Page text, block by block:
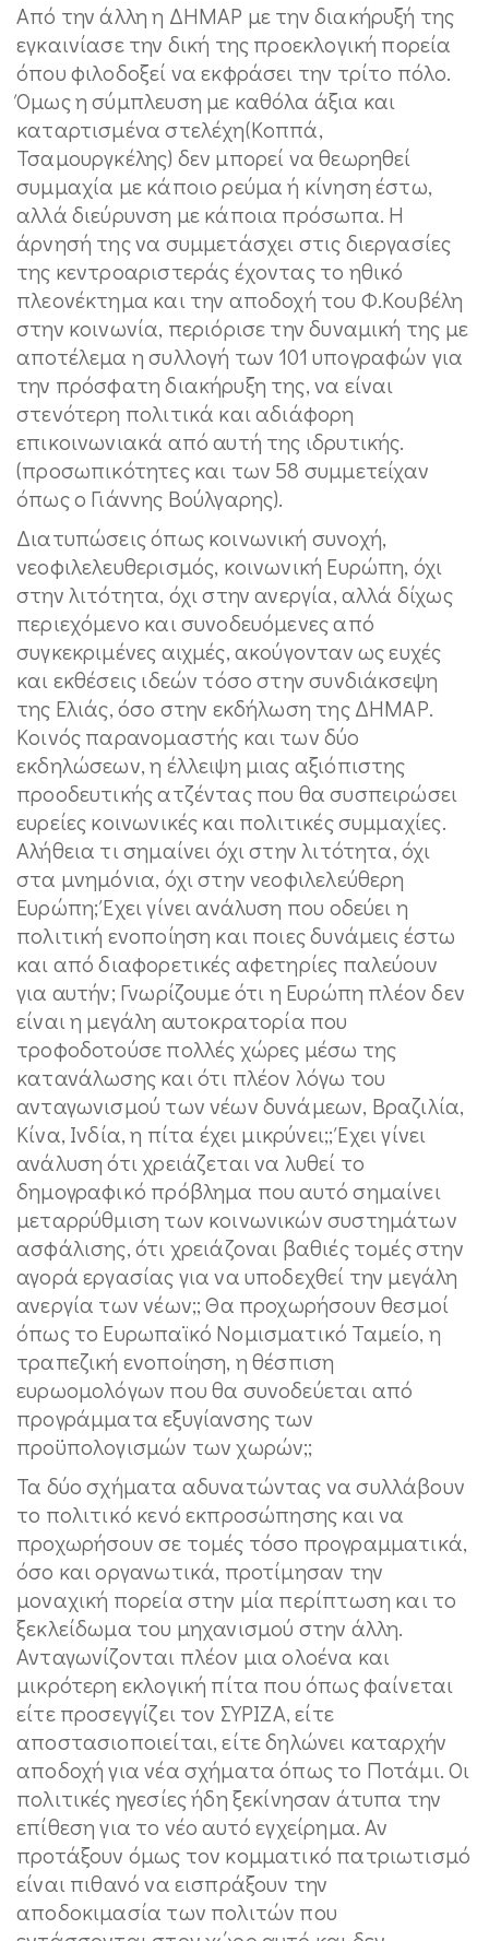
Από την άλλη η ΔΗΜΑΡ με την διακήρυξή της
εγκαινίασε την δική της προεκλογική πορεία
όπου φιλοδοξεί να εκφράσει την τρίτο πόλο.
Όμως η σύμπλευση με καθόλα άξια και
καταρτισμένα στελέχη(Κοππά,
Τσαμουργκέλης) δεν μπορεί να θεωρηθεί
συμμαχία με κάποιο ρεύμα ή κίνηση έστω,
αλλά διεύρυνση με κάποια πρόσωπα. Η
άρνησή της να συμμετάσχει στις διεργασίες
της κεντροαριστεράς έχοντας το ηθικό
πλεονέκτημα και την αποδοχή του Φ.Κουβέλη
στην κοινωνία, περιόρισε την δυναμική της με
αποτέλεμα η συλλογή των 101 υπογραφών για
την πρόσφατη διακήρυξη της, να είναι
στενότερη πολιτικά και αδιάφορη
επικοινωνιακά από αυτή της ιδρυτικής.
(προσωπικότητες και των 58 συμμετείχαν
όπως ο Γιάννης Βούλγαρης).
Διατυπώσεις όπως κοινωνική συνοχή,
νεοφιλελευθερισμός, κοινωνική Ευρώπη, όχι
στην λιτότητα, όχι στην ανεργία, αλλά δίχως
περιεχόμενο και συνοδευόμενες από
συγκεκριμένες αιχμές, ακούγονταν ως ευχές
και εκθέσεις ιδεών τόσο στην συνδιάκσεψη
της Ελιάς, όσο στην εκδήλωση της ΔΗΜΑΡ.
Κοινός παρανομαστής και των δύο
εκδηλώσεων, η έλλειψη μιας αξιόπιστης
προοδευτικής ατζέντας που θα συσπειρώσει
ευρείες κοινωνικές και πολιτικές συμμαχίες.
Αλήθεια τι σημαίνει όχι στην λιτότητα, όχι
στα μνημόνια, όχι στην νεοφιλελεύθερη
Ευρώπη; Έχει γίνει ανάλυση που οδεύει η
πολιτική ενοποίηση και ποιες δυνάμεις έστω
και από διαφορετικές αφετηρίες παλεύουν
για αυτήν; Γνωρίζουμε ότι η Ευρώπη πλέον δεν
είναι η μεγάλη αυτοκρατορία που
τροφοδοτούσε πολλές χώρες μέσω της
κατανάλωσης και ότι πλέον λόγω του
ανταγωνισμού των νέων δυνάμεων, Βραζιλία,
Κίνα, Ινδία, η πίτα έχει μικρύνει;; Έχει γίνει
ανάλυση ότι χρειάζεται να λυθεί το
δημογραφικό πρόβλημα που αυτό σημαίνει
μεταρρύθμιση των κοινωνικών συστημάτων
ασφάλισης, ότι χρειάζοναι βαθιές τομές στην
αγορά εργασίας για να υποδεχθεί την μεγάλη
ανεργία των νέων;; Θα προχωρήσουν θεσμοί
όπως το Ευρωπαϊκό Νομισματικό Ταμείο, η
τραπεζική ενοποίηση, η θέσπιση
ευρωομολόγων που θα συνοδεύεται από
προγράμματα εξυγίανσης των
προϋπολογισμών των χωρών;;
Τα δύο σχήματα αδυνατώντας να συλλάβουν
το πολιτικό κενό εκπροσώπησης και να
προχωρήσουν σε τομές τόσο προγραμματικά,
όσο και οργανωτικά, προτίμησαν την
μοναχική πορεία στην μία περίπτωση και το
ξεκλείδωμα του μηχανισμού στην άλλη.
Ανταγωνίζονται πλέον μια ολοένα και
μικρότερη εκλογική πίτα που όπως φαίνεται
είτε προσεγγίζει τον ΣΥΡΙΖΑ, είτε
αποστασιοποιείται, είτε δηλώνει καταρχήν
αποδοχή για νέα σχήματα όπως το Ποτάμι. Οι
πολιτικές ηγεσίες ήδη ξεκίνησαν άτυπα την
επίθεση για το νέο αυτό εγχείρημα. Αν
προτάξουν όμως τον κομματικό πατριωτισμό
είναι πιθανό να εισπράξουν την
αποδοκιμασία των πολιτών που